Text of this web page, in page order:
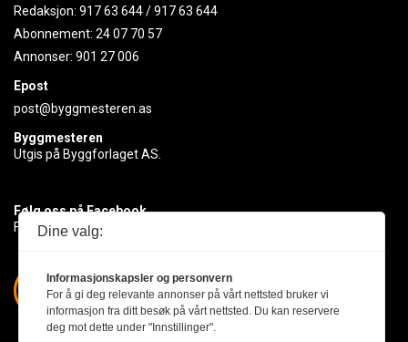
Redaksjon: 917 63 644/917 63 644
Abonnement: 24 07 70 57
Annonser: 901 27 006
Epost
post@byggmesteren.as
Byggmesteren
Utgis på Byggforlaget AS.
Følg oss på Facebook
Få med deg det siste innen byggebransjen
Dine valg:
Informasjonskapsler og personvern
For å gi deg relevante annonser på vårt nettsted bruker vi
informasjon fra ditt besøk på vårt nettsted. Du kan reservere
deg mot dette under "Innstillinger".